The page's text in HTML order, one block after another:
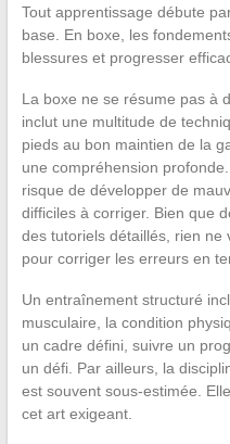
Tout apprentissage débute
base. En boxe, les
blessures et progresser
La boxe ne se résume pas à
inclut une multitude de
pieds au bon maintien de la
une compréhension
risque de développer de
difficiles à corriger. Bien que
des tutoriels détaillés, rien ne
pour corriger les erreurs en
Un entraînement structuré
musculaire, la condition
un cadre défini, suivre un
un défi. Par ailleurs, la
est souvent sous-estimée.
cet art exigeant.